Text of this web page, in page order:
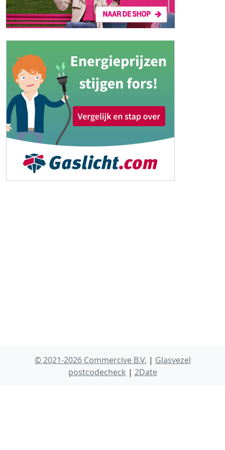
© 2021-2026 Commercive B.V. | Glasvezel
postcodecheck | 2Date